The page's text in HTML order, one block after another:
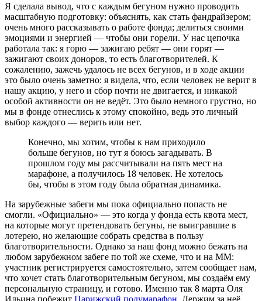
Я сделала вывод, что с каждым бегуном нужно проводить
масштабную подготовку: объяснять, как стать фандрайзером;
очень много рассказывать о работе фонда; делиться своими
эмоциями и энергией — чтобы они горели. У нас цепочка
работала так: я горю — зажигаю ребят — они горят —
зажигают своих доноров, то есть благотворителей. К
сожалению, зажечь удалось не всех бегунов, и в ходе акции
это было очень заметно: я видела, что, если человек не верит в
нашу акцию, у него и сбор почти не двигается, и никакой
особой активности он не ведёт. Это было немного грустно, но
мы в фонде отнеслись к этому спокойно, ведь это личный
выбор каждого — верить или нет.
Конечно, мы хотим, чтобы к нам приходило
больше бегунов, но тут я боюсь загадывать. В
прошлом году мы рассчитывали на пять мест на
марафоне, а получилось 18 человек. Не хотелось
бы, чтобы в этом году была обратная динамика.
На зарубежные забеги мы пока официально попасть не
смогли. «Официально» — это когда у фонда есть квота мест,
на которые могут претендовать бегуны, не выигравшие в
лотерею, но желающие собрать средства в пользу
благотворительности. Однако за наш фонд можно бежать на
любом зарубежном забеге по той же схеме, что и на ММ:
участник регистрируется самостоятельно, затем сообщает нам,
что хочет стать благотворительным бегуном, мы создаём ему
персональную страницу, и готово. Именно так 8 марта Оля
Ильина побежит Парижский полумарафон . Держим за неё